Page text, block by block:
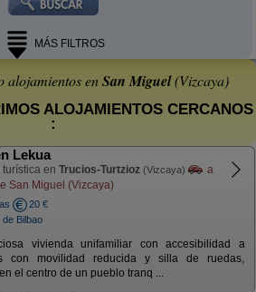
MÁS FILTROS
alojamientos enSan Miguel(Vizcaya)
ALOJAMIENTOS CERCANOS
:
Lekua
en Trucios-Turtzioz (Vizcaya)
a
San Miguel (Vizcaya)
20 €
Bilbao
vivienda unifamiliar con accesibilidad a
con movilidad reducida y silla de ruedas,
el centro de un pueblo tranq ...